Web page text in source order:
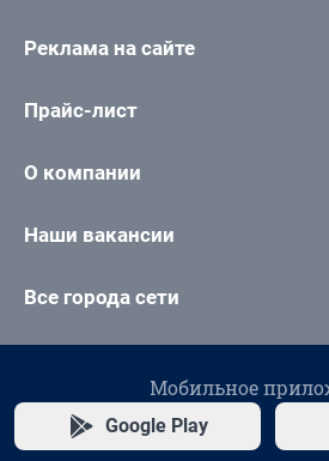
Реклама на сайте
Прайс-лист
О компании
Наши вакансии
Все города сети
Мобильное
Google Play